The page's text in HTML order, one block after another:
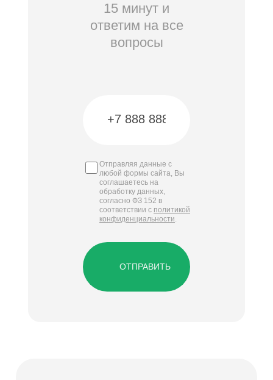
15 минут и
ответим на все
вопросы
Отправляя данные с
любой формы сайта, Вы
соглашаетесь на
обработку данных,
согласно ФЗ 152 в
соответствии с политикой
конфиденциальности.
ОТПРАВИТЬ